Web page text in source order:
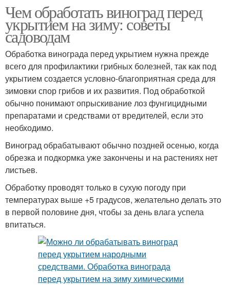
Чем обработать виноград перед
укрытием на зиму: советы
садоводам
Обработка винограда перед укрытием нужна прежде
всего для профилактики грибных болезней, так как под
укрытием создается условно-благоприятная среда для
зимовки спор грибов и их развития. Под обработкой
обычно понимают опрыскивание лоз фунгицидными
препаратами и средствами от вредителей, если это
необходимо.
Виноград обрабатывают обычно поздней осенью, когда
обрезка и подкормка уже закончены и на растениях нет
листьев.
Обработку проводят только в сухую погоду при
температурах выше +5 градусов, желательно делать это
в первой половине дня, чтобы за день влага успела
впитаться.